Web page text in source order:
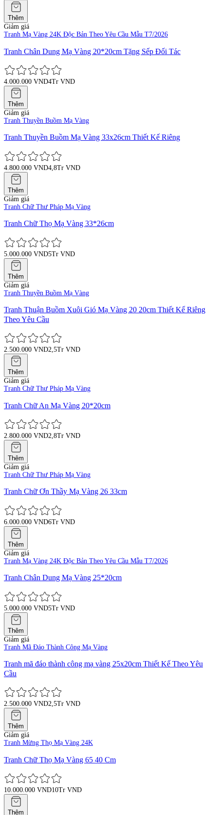
Thêm
Giảm giá
Tranh Mạ Vàng 24K Độc Bản Theo Yêu Cầu Mẫu T7/2026
Tranh Chân Dung Mạ Vàng 20*20cm Tặng Sếp Đối Tác
4.000.000 VND4Tr VND
Thêm
Giảm giá
Tranh Thuyền Buồm Mạ Vàng
Tranh Thuyền Buồm Mạ Vàng 33x26cm Thiết Kế Riêng
4.800.000 VND4,8Tr VND
Thêm
Giảm giá
Tranh Chữ Thư Pháp Mạ Vàng
Tranh Chữ Thọ Mạ Vàng 33*26cm
5.000.000 VND5Tr VND
Thêm
Giảm giá
Tranh Thuyền Buồm Mạ Vàng
Tranh Thuận Buồm Xuôi Gió Mạ Vàng 20 20cm Thiết Kế Riêng
Theo Yêu Cầu
2.500.000 VND2,5Tr VND
Thêm
Giảm giá
Tranh Chữ Thư Pháp Mạ Vàng
Tranh Chữ An Mạ Vàng 20*20cm
2.800.000 VND2,8Tr VND
Thêm
Giảm giá
Tranh Chữ Thư Pháp Mạ Vàng
Tranh Chữ Ơn Thầy Mạ Vàng 26 33cm
6.000.000 VND6Tr VND
Thêm
Giảm giá
Tranh Mạ Vàng 24K Độc Bản Theo Yêu Cầu Mẫu T7/2026
Tranh Chân Dung Mạ Vàng 25*20cm
5.000.000 VND5Tr VND
Thêm
Giảm giá
Tranh Mã Đáo Thành Công Mạ Vàng
Tranh mã đáo thành công mạ vàng 25x20cm Thiết Kế Theo Yêu
Cầu
2.500.000 VND2,5Tr VND
Thêm
Giảm giá
Tranh Mừng Thọ Mạ Vàng 24K
Tranh Chữ Thọ Mạ Vàng 65 40 Cm
10.000.000 VND10Tr VND
Thêm